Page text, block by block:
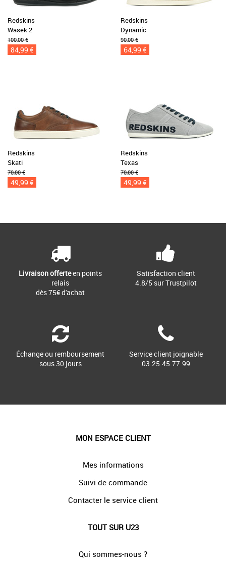
Redskins
Wasek 2
100,00 €
84,99 €
Redskins
Dynamic
90,00 €
64,99 €
Redskins
Skati
70,00 €
49,99 €
Redskins
Texas
70,00 €
49,99 €
Livraison offerteen points
relais
dès 75€ d'achat
Satisfaction client
4.8/5 sur Trustpilot
Échange ou remboursement
sous 30 jours
Service client joignable
03.25.45.77.99
MON ESPACE CLIENT
Mes informations
Suivi de commande
Contacter le service client
TOUT SUR U23
Qui sommes-nous ?